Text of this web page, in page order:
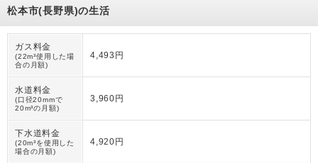
松本市(長野県)の生活
ガス料金
(22m³使用した場
合の月額)
4,493円
水道料金
(口径20mmで
20m³の月額)
3,960円
下水道料金
(20m³を使用した
場合の月額)
4,920円